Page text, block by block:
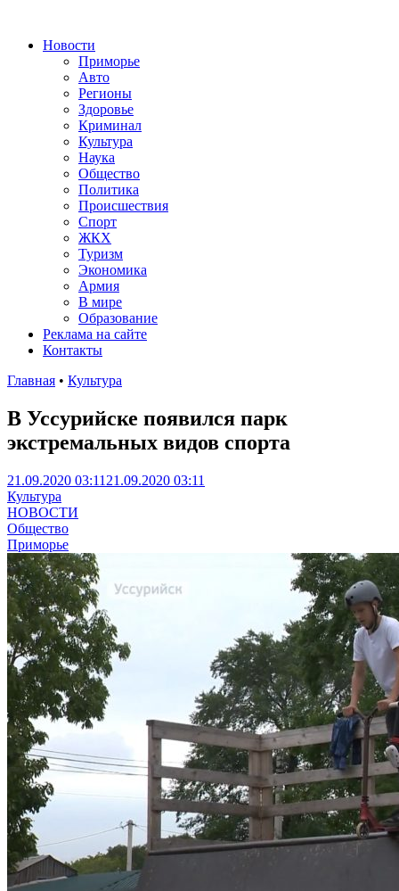
Новости
Приморье
Авто
Регионы
Здоровье
Криминал
Культура
Наука
Общество
Политика
Происшествия
Спорт
ЖКХ
Туризм
Экономика
Армия
В мире
Образование
Реклама на сайте
Контакты
Главная • Культура
В Уссурийске появился парк
экстремальных видов спорта
21.09.2020 03:11 21.09.2020 03:11
Культура
НОВОСТИ
Общество
Приморье